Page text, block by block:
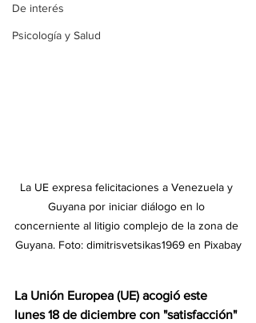
De interés
Psicología y Salud
La UE expresa felicitaciones a Venezuela y
Guyana por iniciar diálogo en lo
concerniente al litigio complejo de la zona de
Guyana. Foto: dimitrisvetsikas1969 en Pixabay
La Unión Europea (UE) acogió este
lunes 18 de diciembre con "satisfacción"